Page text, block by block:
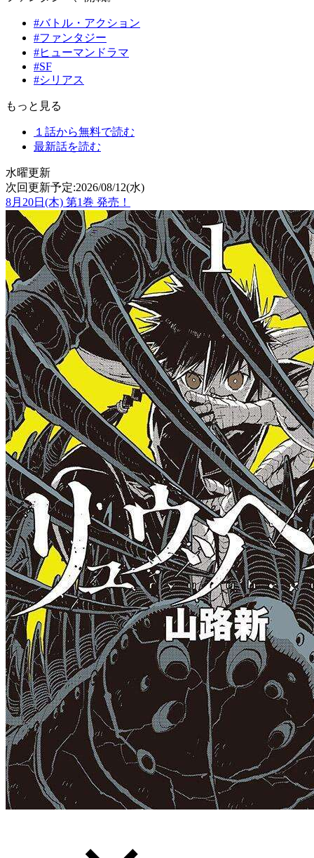
#バトル・アクション
#ファンタジー
#ヒューマンドラマ
#SF
#シリアス
もっと見る
１話から無料で読む
最新話を読む
水曜更新
次回更新予定:2026/08/12(水)
8月20日(木) 第1巻 発売！